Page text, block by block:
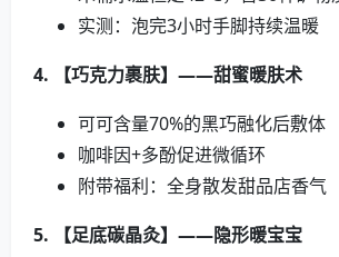
实测：泡完3小时手脚持续温暖
4. 【巧克力裹肤】——甜蜜暖肤术
可可含量70%的黑巧融化后敷体
咖啡因+多酚促进微循环
附带福利：全身散发甜品店香气
5. 【足底碳晶灸】——隐形暖宝宝